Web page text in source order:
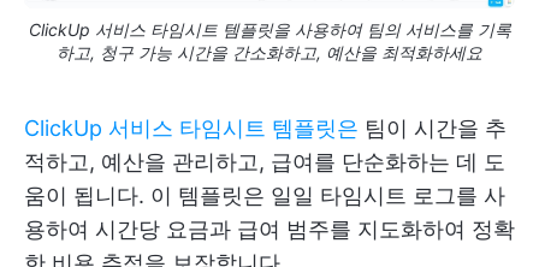
ClickUp 서비스 타임시트 템플릿을 사용하여 팀의 서비스를 기록
하고, 청구 가능 시간을 간소화하고, 예산을 최적화하세요
ClickUp 서비스 타임시트 템플릿은 팀이 시간을 추
적하고, 예산을 관리하고, 급여를 단순화하는 데 도
움이 됩니다. 이 템플릿은 일일 타임시트 로그를 사
용하여 시간당 요금과 급여 범주를 지도화하여 정확